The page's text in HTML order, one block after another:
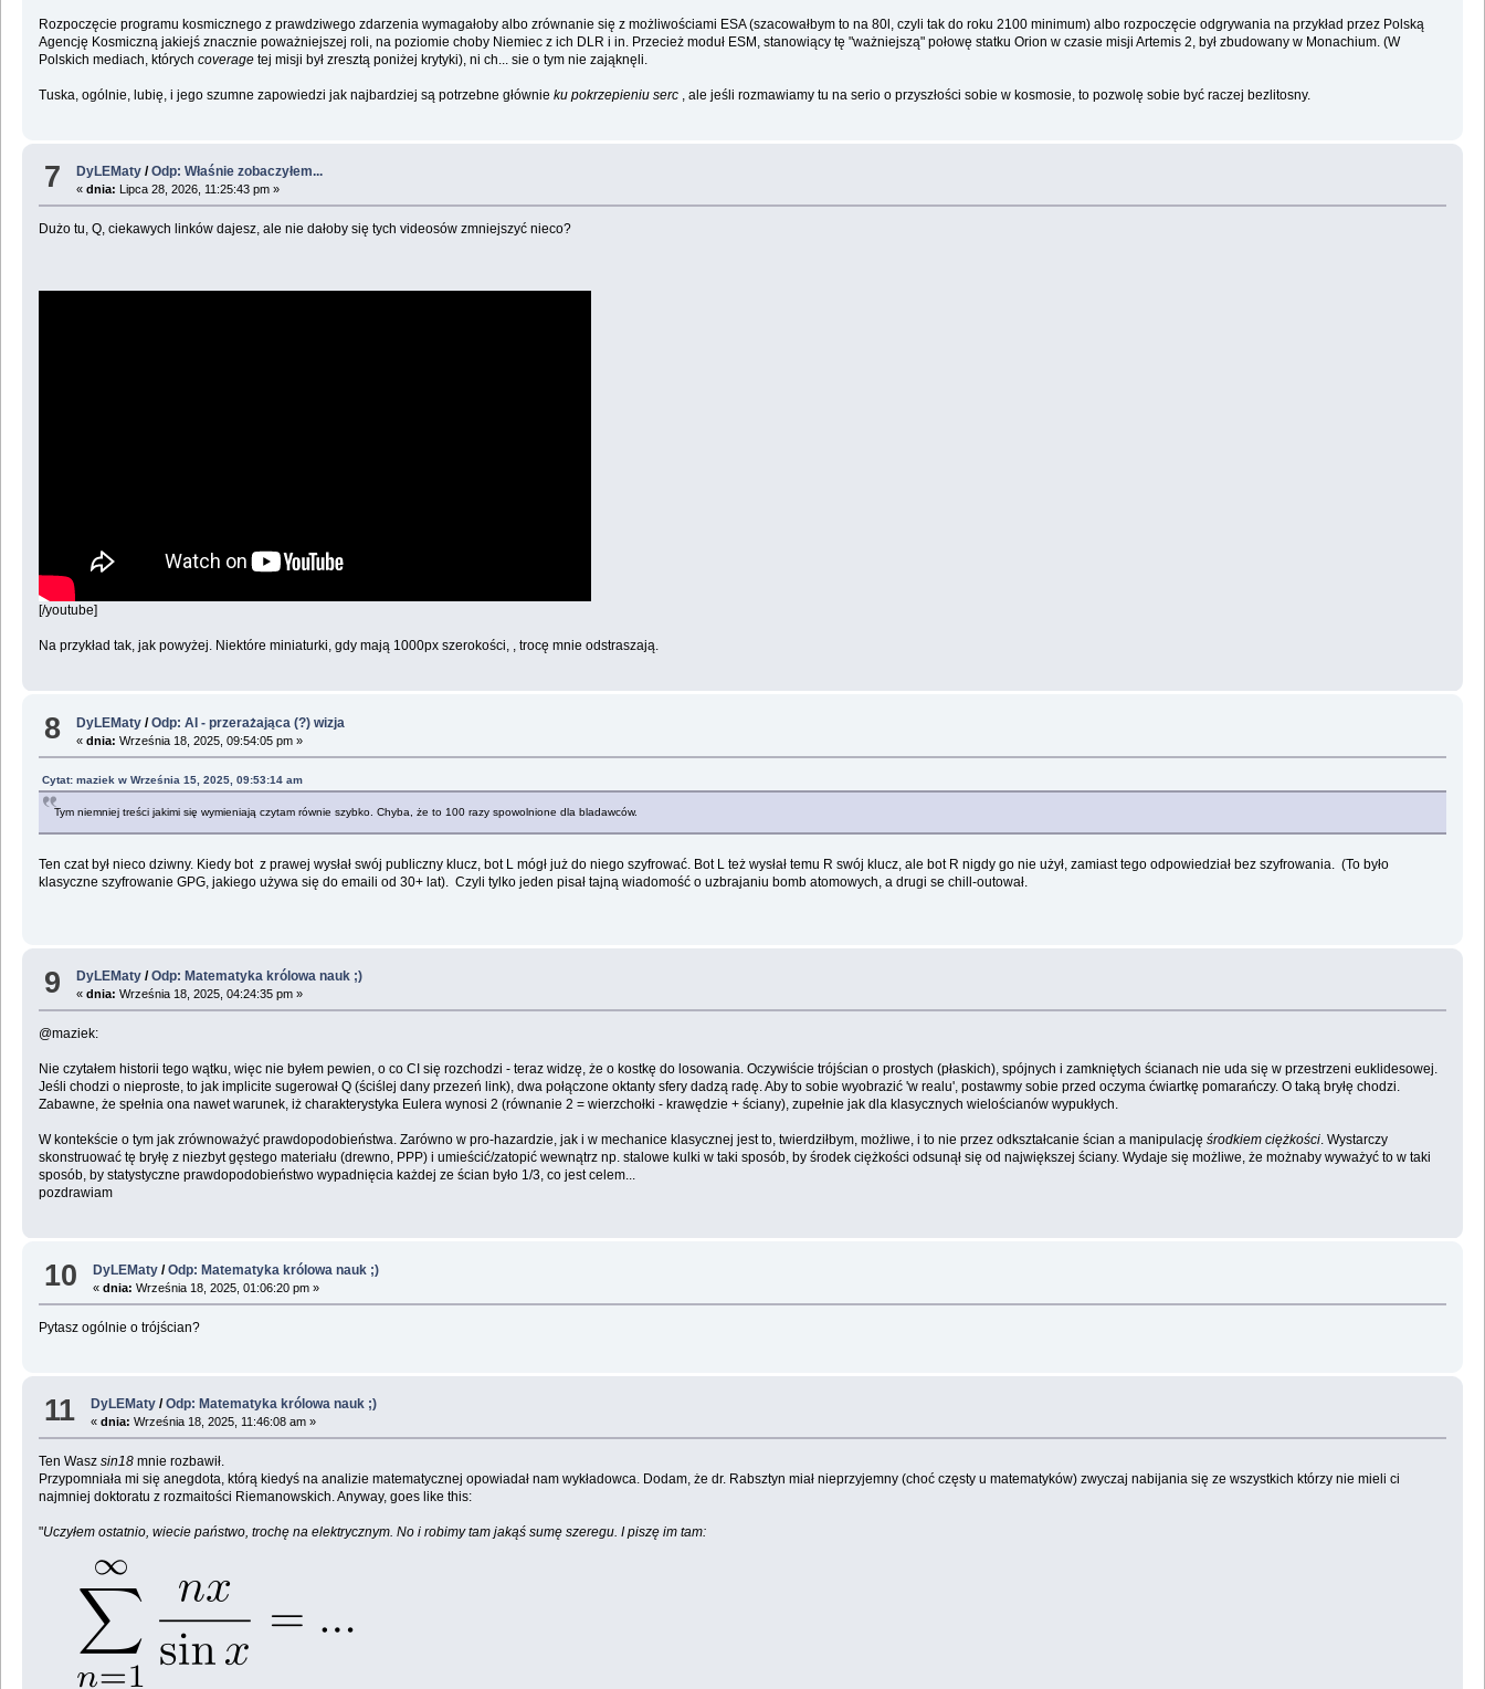
Rozpoczęcie programu kosmicznego z prawdziwego zdarzenia wymagałoby albo zrównanie się z możliwościami ESA (szacowałbym to na 80l, czyli tak do roku 2100 minimum) albo rozpoczęcie odgrywania na przykład przez Polską
Agencję Kosmiczną jakiejś znacznie poważniejszej roli, na poziomie choby Niemiec z ich DLR i in. Przecież moduł ESM, stanowiący tę "ważniejszą" połowę statku Orion w czasie misji Artemis 2, był zbudowany w Monachium. (W
Polskich mediach, których coverage tej misji był zresztą poniżej krytyki), ni ch... sie o tym nie zająknęli.
Tuska, ogólnie, lubię, i jego szumne zapowiedzi jak najbardziej są potrzebne głównie ku pokrzepieniu serc , ale jeśli rozmawiamy tu na serio o przyszłości sobie w kosmosie, to pozwolę sobie być raczej bezlitosny.
7 DyLEMaty /Odp: Właśnie zobaczyłem...
«dnia: Lipca 28, 2026, 11:25:43 pm »
Dużo tu, Q, ciekawych linków dajesz, ale nie dałoby się tych videosów zmniejszyć nieco?
[/youtube]
Na przykład tak, jak powyżej. Niektóre miniaturki, gdy mają 1000px szerokości, , trocę mnie odstraszają.
8 DyLEMaty /Odp: AI - przerażająca (?) wizja
«dnia: Września 18, 2025, 09:54:05 pm »
Cytat: maziek w Września 15, 2025, 09:53:14 am
Tym niemniej treści jakimi się wymieniają czytam równie szybko. Chyba, że to 100 razy spowolnione dla bladawców.
Ten czat był nieco dziwny. Kiedy bot z prawej wysłał swój publiczny klucz, bot L mógł już do niego szyfrować. Bot L też wysłał temu R swój klucz, ale bot R nigdy go nie użył, zamiast tego odpowiedział bez szyfrowania. (To było
klasyczne szyfrowanie GPG, jakiego używa się do emaili od 30+ lat). Czyli tylko jeden pisał tajną wiadomość o uzbrajaniu bomb atomowych, a drugi se chill-outował.
9 DyLEMaty /Odp: Matematyka królowa nauk ;)
«dnia: Września 18, 2025, 04:24:35 pm »
@maziek:
Nie czytałem historii tego wątku, więc nie byłem pewien, o co CI się rozchodzi - teraz widzę, że o kostkę do losowania. Oczywiście trójścian o prostych (płaskich), spójnych i zamkniętych ścianach nie uda się w przestrzeni euklidesowej.
Jeśli chodzi o nieproste, to jak implicite sugerował Q (ściślej dany przezeń link), dwa połączone oktanty sfery dadzą radę. Aby to sobie wyobrazić 'w realu', postawmy sobie przed oczyma ćwiartkę pomarańczy. O taką bryłę chodzi.
Zabawne, że spełnia ona nawet warunek, iż charakterystyka Eulera wynosi 2 (równanie 2 = wierzchołki - krawędzie + ściany), zupełnie jak dla klasycznych wielościanów wypukłych.
W kontekście o tym jak zrównoważyć prawdopodobieństwa. Zarówno w pro-hazardzie, jak i w mechanice klasycznej jest to, twierdziłbym, możliwe, i to nie przez odkształcanie ścian a manipulację środkiem ciężkości. Wystarczy
skonstruować tę bryłę z niezbyt gęstego materiału (drewno, PPP) i umieścić/zatopić wewnątrz np. stalowe kulki w taki sposób, by środek ciężkości odsunął się od największej ściany. Wydaje się możliwe, że możnaby wyważyć to w taki
sposób, by statystyczne prawdopodobieństwo wypadnięcia każdej ze ścian było 1/3, co jest celem...
pozdrawiam
10 DyLEMaty /Odp: Matematyka królowa nauk ;)
«dnia: Września 18, 2025, 01:06:20 pm »
Pytasz ogólnie o trójścian?
11 DyLEMaty /Odp: Matematyka królowa nauk ;)
«dnia: Września 18, 2025, 11:46:08 am »
Ten Wasz sin18mnie rozbawił.
Przypomniała mi się anegdota, którą kiedyś na analizie matematycznej opowiadał nam wykładowca. Dodam, że dr. Rabsztyn miał nieprzyjemny (choć częsty u matematyków) zwyczaj nabijania się ze wszystkich którzy nie mieli ci
najmniej doktoratu z rozmaitości Riemanowskich. Anyway, goes like this:
"Uczyłem ostatnio, wiecie państwo, trochę na elektrycznym. No i robimy tam jakąś sumę szeregu. I piszę im tam: